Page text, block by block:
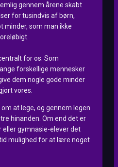
gennem årene skabt
for tusindvis af børn,
minder, som man ikke
for os. Som
forskellige mennesker
dem nogle gode minder
vores.
at lege, og gennem legen
hinanden. Om end det er
gymnasie-elever det
mulighed for at lære noget